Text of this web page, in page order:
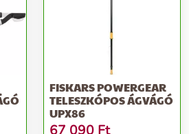
FISKARS POWERGEAR
TELESZKÓPOS ÁGVÁGÓ
UPX86